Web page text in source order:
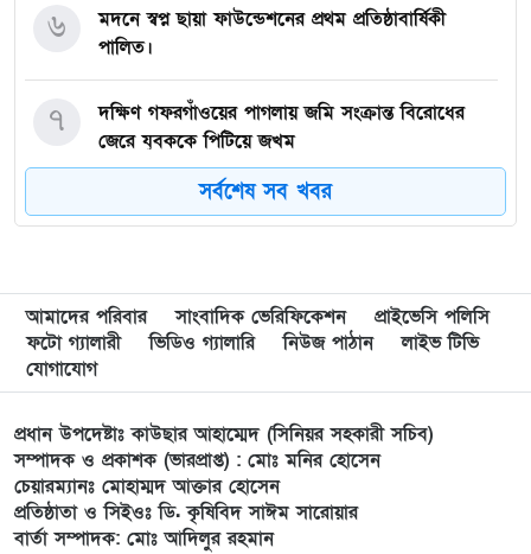
মদনে স্বপ্ন ছায়া ফাউন্ডেশনের প্রথম প্রতিষ্ঠাবার্ষিকী
পালিত।
৬
দক্ষিণ গফরগাঁওয়ের পাগলায় জমি সংক্রান্ত বিরোধের
জেরে যুবককে পিটিয়ে জখম
৭
৮
শহীদুল্লাহ ইমরানের নেতৃত্বে পূর্বধলায় জুলাই গণঅভ্যুত্থান
দিবস উপলক্ষে র‍্যালি ও আলোচনা সভা অনুষ্ঠিত
৯
জুলাই গণঅভ্যুত্থানের বীর শহীদদের প্রতি
খাগড়াছড়িবাসীর শ্রদ্ধাঞ্জলি
১০
বালিয়াডাঙ্গী উপজেলা বিএনপির সকল অঙ্গ সহযোগী
সংগঠনের আয়োজনে জুলাই আগস্ট গণঅভ্যুত্থানের দুই –
বছর পূর্তি উপলক্ষে আনন্দ মিছিল ও শোভাযাত্রা অনুষ্ঠিত,
১১
সর্বশেষ সব খবর
আমাদের পরিবার সাংবাদিক ভেরিফিকেশন
প্রাইভেসি পলিসি
ফটো গ্যালারী
ভিডিও গ্যালারি নিউজ পাঠান
লাইভ টিভি
যোগাযোগ
প্রধান উপদেষ্টাঃ কাউছার আহাম্মেদ (সিনিয়র সহকারী সচিব)
সম্পাদক ও প্রকাশক (ভারপ্রাপ্ত) : মোঃ মনির হোসেন
চেয়ারম্যানঃ মোহাম্মদ আক্তার হোসেন
প্রতিষ্ঠাতা ও সিইওঃ ডি. কৃষিবিদ সাঈম সারোয়ার
বার্তা সম্পাদক: মোঃ আদিলুর রহমান